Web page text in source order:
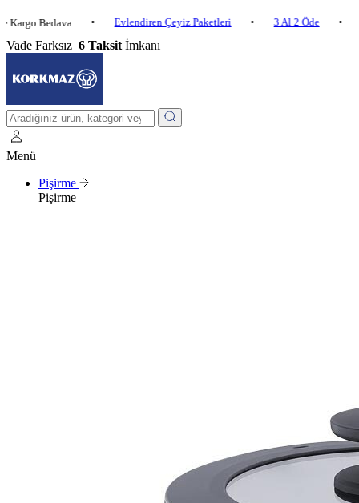
• Evlendiren Çeyiz Paketleri • 3 Al 2 Öde • 2.500
Vade Farksız 6 Taksit İmkanı
Menü
Pişirme
Pişirme